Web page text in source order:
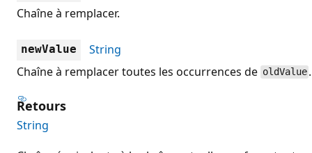
Chaîne à remplacer.
newValue
String
Chaîne à remplacer toutes les occurrences de oldValue .
Retours
String